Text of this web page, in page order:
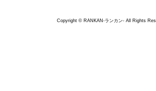
Copyright © RANKAN-ランカン- All Rights